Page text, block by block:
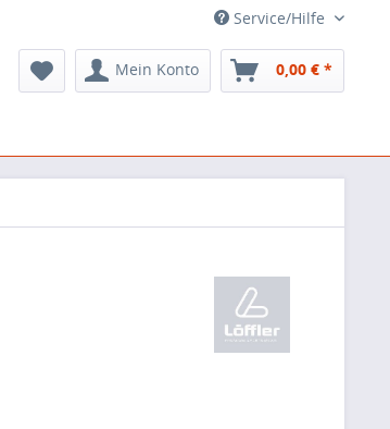
Service/Hilfe
Mein Konto 0,00 € *